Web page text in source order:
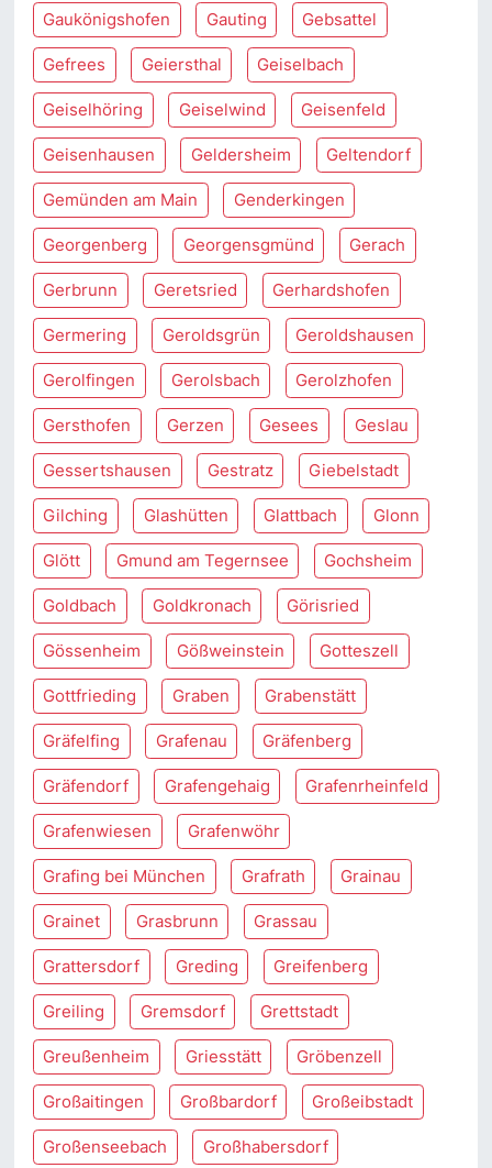
Gaukönigshofen Gauting Gebsattel
Gefrees Geiersthal Geiselbach
Geiselhöring Geiselwind Geisenfeld
Geisenhausen Geldersheim Geltendorf
Gemünden am Main Genderkingen
Georgenberg Georgensgmünd Gerach
Gerbrunn Geretsried Gerhardshofen
Germering Geroldsgrün Geroldshausen
Gerolfingen Gerolsbach Gerolzhofen
Gersthofen Gerzen Gesees Geslau
Gessertshausen Gestratz Giebelstadt
Gilching Glashütten Glattbach Glonn
Glött Gmund am Tegernsee Gochsheim
Goldbach Goldkronach Görisried
Gössenheim Gößweinstein Gotteszell
Gottfrieding Graben Grabenstätt
Gräfelfing Grafenau Gräfenberg
Gräfendorf Grafengehaig Grafenrheinfeld
Grafenwiesen Grafenwöhr
Grafing bei München Grafrath Grainau
Grainet Grasbrunn Grassau
Grattersdorf Greding Greifenberg
Greiling Gremsdorf Grettstadt
Greußenheim Griesstätt Gröbenzell
Großaitingen Großbardorf Großeibstadt
Großenseebach Großhabersdorf